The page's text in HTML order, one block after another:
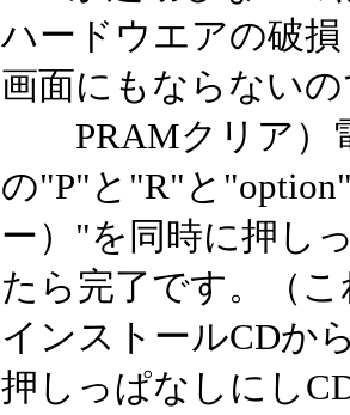
ハードウエアの破
画面にもならない
PRAMクリア）
の"P"と"R"と
ー）"を同時に押し
たら完了です。（
インストールCDか
押しっぱなしにし